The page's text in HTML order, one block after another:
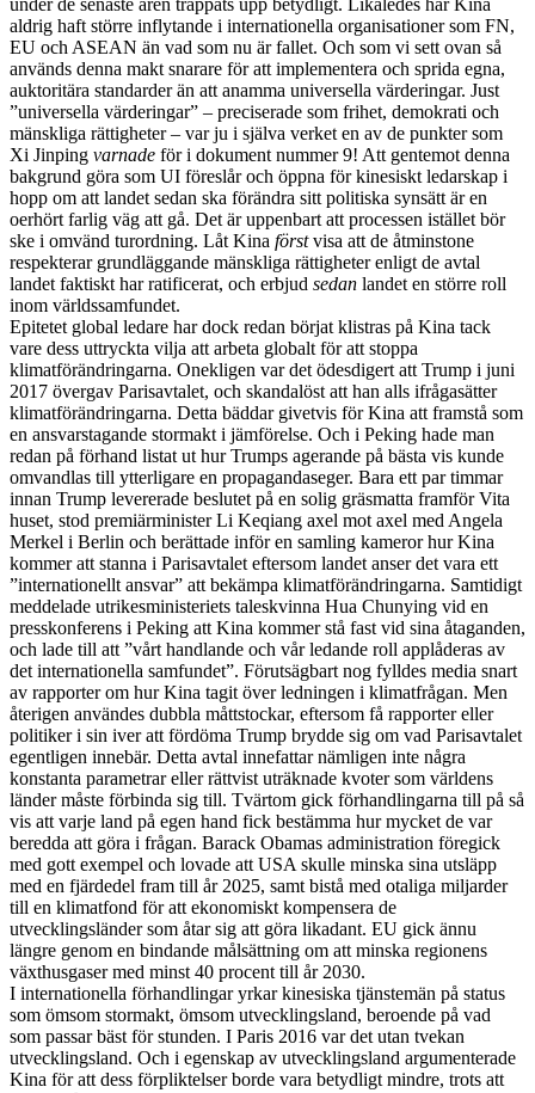
aldrig haft större inflytande i internationella organisationer som FN,
EU och ASEAN än vad som nu är fallet. Och som vi sett ovan så
används denna makt snarare för att implementera och sprida egna,
auktoritära standarder än att anamma universella värderingar. Just
”universella värderingar” – preciserade som frihet, demokrati och
mänskliga rättigheter – var ju i själva verket en av de punkter som
Xi Jinping varnade för i dokument nummer 9! Att gentemot denna
bakgrund göra som UI föreslår och öppna för kinesiskt ledarskap i
hopp om att landet sedan ska förändra sitt politiska synsätt är en
oerhört farlig väg att gå. Det är uppenbart att processen istället bör
ske i omvänd turordning. Låt Kina förstvisa att de åtminstone
respekterar grundläggande mänskliga rättigheter enligt de avtal
landet faktiskt har ratificerat, och erbjud sedan landet en större roll
inom världssamfundet.
Epitetet global ledare har dock redan börjat klistras på Kina tack
vare dess uttryckta vilja att arbeta globalt för att stoppa
klimatförändringarna. Onekligen var det ödesdigert att Trump i juni
2017 övergav Parisavtalet, och skandalöst att han alls ifrågasätter
klimatförändringarna. Detta bäddar givetvis för Kina att framstå som
en ansvarstagande stormakt i jämförelse. Och i Peking hade man
redan på förhand listat ut hur Trumps agerande på bästa vis kunde
omvandlas till ytterligare en propagandaseger. Bara ett par timmar
innan Trump levererade beslutet på en solig gräsmatta framför Vita
huset, stod premiärminister Li Keqiang axel mot axel med Angela
Merkel i Berlin och berättade inför en samling kameror hur Kina
kommer att stanna i Parisavtalet eftersom landet anser det vara ett
”internationellt ansvar” att bekämpa klimatförändringarna. Samtidigt
meddelade utrikesministeriets taleskvinna Hua Chunying vid en
presskonferens i Peking att Kina kommer stå fast vid sina åtaganden,
och lade till att ”vårt handlande och vår ledande roll applåderas av
det internationella samfundet”. Förutsägbart nog fylldes media snart
av rapporter om hur Kina tagit över ledningen i klimatfrågan. Men
återigen användes dubbla måttstockar, eftersom få rapporter eller
politiker i sin iver att fördöma Trump brydde sig om vad Parisavtalet
egentligen innebär. Detta avtal innefattar nämligen inte några
konstanta parametrar eller rättvist uträknade kvoter som världens
länder måste förbinda sig till. Tvärtom gick förhandlingarna till på så
vis att varje land på egen hand fick bestämma hur mycket de var
beredda att göra i frågan. Barack Obamas administration föregick
med gott exempel och lovade att USA skulle minska sina utsläpp
med en fjärdedel fram till år 2025, samt bistå med otaliga miljarder
till en klimatfond för att ekonomiskt kompensera de
utvecklingsländer som åtar sig att göra likadant. EU gick ännu
längre genom en bindande målsättning om att minska regionens
växthusgaser med minst 40 procent till år 2030.
I internationella förhandlingar yrkar kinesiska tjänstemän på status
som ömsom stormakt, ömsom utvecklingsland, beroende på vad
som passar bäst för stunden. I Paris 2016 var det utan tvekan
utvecklingsland. Och i egenskap av utvecklingsland argumenterade
Kina för att dess förpliktelser borde vara betydligt mindre, trots att